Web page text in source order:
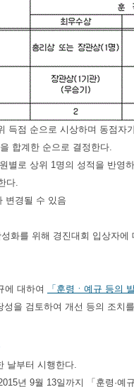
득점 순으로 시상하며 동점
합계한 순으로 결정한다.
별로 상위 1명의 성적을 반영
다.
변경될 수 있음
화를 위해 경진대회 입상자
에 대하여
「훈령ㆍ예규 등의
성을 검토하여 개선 등의 조치
날부터 시행한다.
년 9월 13일까지 「훈령·